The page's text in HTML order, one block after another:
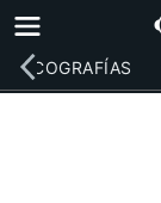
DISCOGRAFÍAS